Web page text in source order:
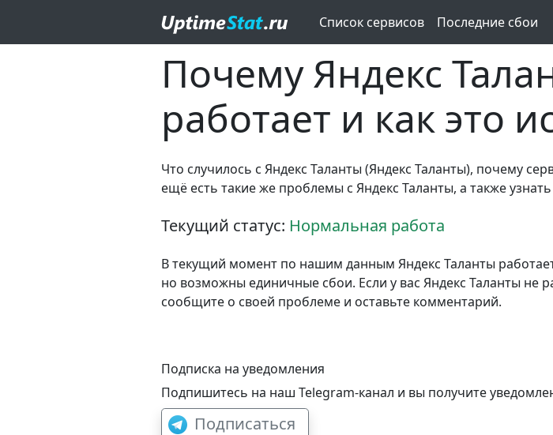
Список сервисов Последние сбои
Почему Яндекс
работает и как это
Что случилось с Яндекс Таланты (Яндекс Таланты), почему
ещё есть такие же проблемы с Яндекс Таланты, а также
Текущий статус: Нормальная работа
В текущий момент по нашим данным Яндекс Таланты
но возможны единичные сбои. Если у вас Яндекс Таланты не
сообщите о своей проблеме и оставьте комментарий.
Подписка на уведомления
Подпишитесь на наш Telegram-канал и вы получите
Подписаться